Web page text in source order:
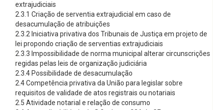
extrajudiciais
2.3.1 Criação de serventia extrajudicial em caso de
desacumulação de atribuições
2.3.2 Iniciativa privativa dos Tribunais de Justiça em projeto de
lei propondo criação de serventias extrajudiciais
2.3.3 Impossibilidade de norma municipal alterar circunscrições
regidas pelas leis de organização judiciária
2.3.4 Possibilidade de desacumulação
2.4 Competência privativa da União para legislar sobre
requisitos de validade de atos registrais ou notariais
2.5 Atividade notarial e relação de consumo